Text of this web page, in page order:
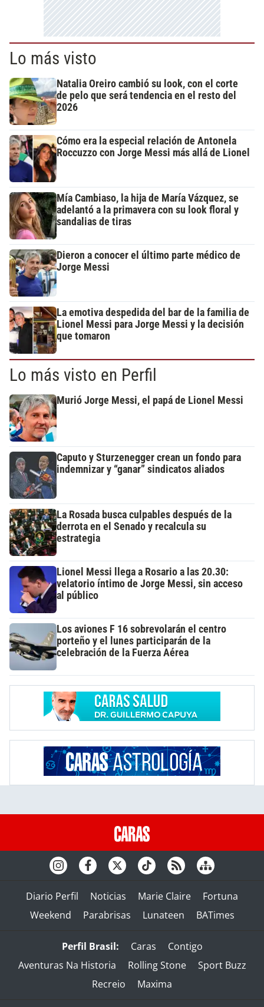
Lo más visto
Natalia Oreiro cambió su look, con el corte
de pelo que será tendencia en el resto del
2026
Cómo era la especial relación de Antonela
Roccuzzo con Jorge Messi más allá de Lionel
Mía Cambiaso, la hija de María Vázquez, se
adelantó a la primavera con su look floral y
sandalias de tiras
Dieron a conocer el último parte médico de
Jorge Messi
La emotiva despedida del bar de la familia de
Lionel Messi para Jorge Messi y la decisión
que tomaron
Lo más visto en Perfil
Murió Jorge Messi, el papá de Lionel Messi
Caputo y Sturzenegger crean un fondo para
indemnizar y “ganar” sindicatos aliados
La Rosada busca culpables después de la
derrota en el Senado y recalcula su
estrategia
Lionel Messi llega a Rosario a las 20.30:
velatorio íntimo de Jorge Messi, sin acceso
al público
Los aviones F 16 sobrevolarán el centro
porteño y el lunes participarán de la
celebración de la Fuerza Aérea
Diario Perfil Noticias Marie Claire
Fortuna
Weekend
Parabrisas Lunateen BATimes
Perfil Brasil: Caras
Contigo
Aventuras Na Historia
Rolling Stone
Sport Buzz
Recreio
Maxima